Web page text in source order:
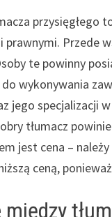
przysięgłego
prawnymi. Przede
te powinny
wykonywania
jego specjalizacji
tłumacz
jest cena –
ceną,